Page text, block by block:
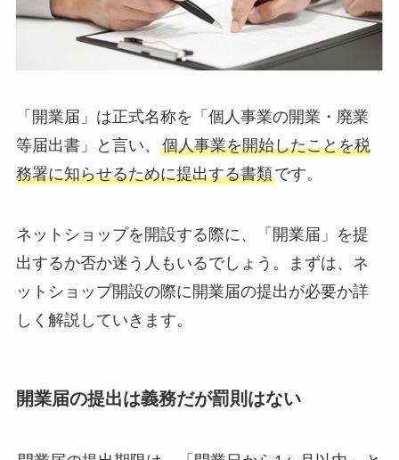
「開業届」は正式名称を「個人事業の開業・廃業
等届出書」と言い、 個人事業を開始したことを税
務署に知らせるために提出する書類です。
ネットショップを開設する際に、「開業届」を提
出するか否か迷う人もいるでしょう。まずは、ネ
ットショップ開設の際に開業届の提出が必要か詳
しく解説していきます。
開業届の提出は義務だが罰則はない